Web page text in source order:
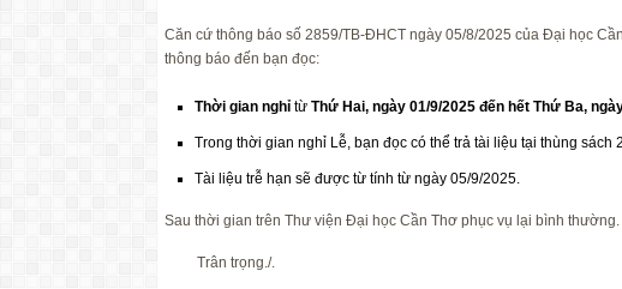
Căn cứ thông báo số 2859/TB-ĐHCT ngày 05/8/2025 của Đại học
thông báo đến bạn đọc:
Thời gian nghỉ từ Thứ Hai, ngày 01/9/2025 đến hết Thứ Ba,
Trong thời gian nghỉ Lễ, bạn đọc có thể trả tài liệu tại thùng sách
Tài liệu trễ hạn sẽ được từ tính từ ngày 05/9/2025.
Sau thời gian trên Thư viện Đại học Cần Thơ phục vụ lại bình thường.
Trân trọng./.